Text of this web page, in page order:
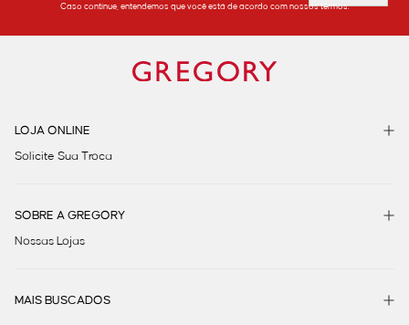
Caso continue, entendemos que você está de acordo com nossos termos.
LOJA ONLINE
Solicite Sua Troca
SOBRE A GREGORY
Nossas Lojas
MAIS BUSCADOS